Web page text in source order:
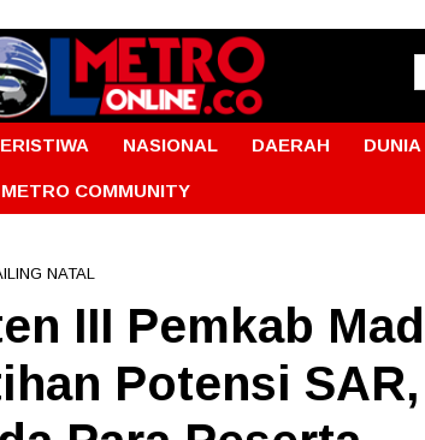
NASIONAL DAERAH DUNIA
METRO COMMUNITY
NATAL
III Pemkab
Potensi